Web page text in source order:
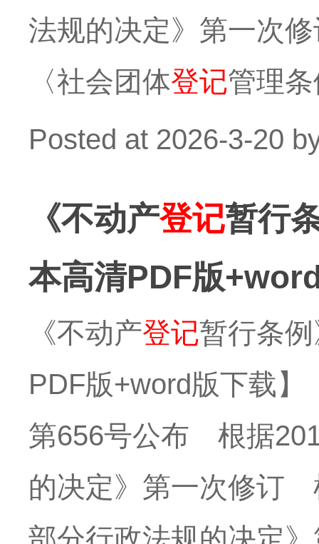
法规的决定》第一次
〈社会团体登记管理
Posted at 2026-3-20
《不动产登记暂行
本高清PDF版
《不动产登记暂行条
PDF版+word版下载
第656号公布 根据
的决定》第一次修订